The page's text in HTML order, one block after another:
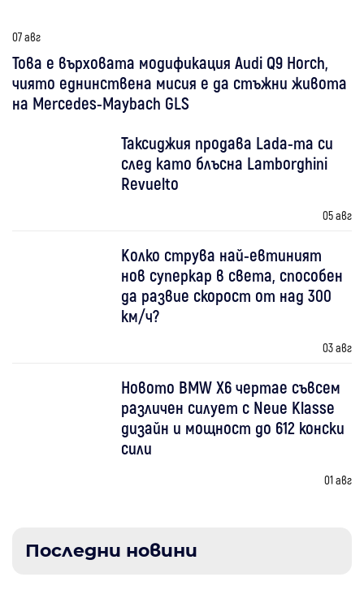
07 авг
Това е върховата модификация Audi Q9 Horch,
чиято еднинствена мисия е да стъжни живота
на Mercedes-Maybach GLS
Таксиджия продава Lada-та си
след като блъсна Lamborghini
Revuelto
05 авг
Колко струва най-евтиният
нов суперкар в света, способен
да развие скорост от над 300
км/ч?
03 авг
Новото BMW X6 чертае съвсем
различен силует с Neue Klasse
дизайн и мощност до 612 конски
сили
01 авг
Последни новини